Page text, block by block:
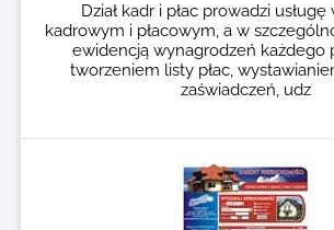
Dział kadr i płac prowadzi
kadrowym i płacowym, a w
ewidencją wynagrodzeń każdego
tworzeniem listy płac,
zaświadczeń, udz